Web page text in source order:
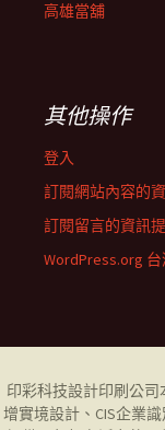
高雄當舖
其他操作
登入
訂閱網站內容的
訂閱留言的資訊
WordPress.org
印彩科技設計印刷公司
增實境設計、CIS企業